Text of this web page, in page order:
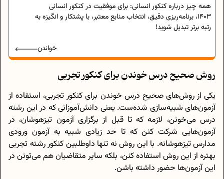
همه چیز درباره کنکور انسانی: برای موفقیت در کنکور انسانی
۱۴۰۳، برنامه‌ریزی دقیق، انتخاب منابع معتبر، با پشتکار و انگیزه به
رتبه برتر تبدیل شوید!
خواندن
روش صحیح درس خوندن برای کنکور تجربی
یکی از روش‌های صحیح درس خوندن برای کنکور تجربی، استفاده از
آزمون‌های شبیه‌سازی شده‌ست. یعنی دانش‌آموزانی که در این رشته
درس می‌خونن، لازمه که تا قبل از برگزاری آزمون تیزهوشان، در
آزمون‌هایی شرکت کنن که تا حد زیادی شبیه به آزمون ورودی
مدارس تیزهوشانه. با این روش نه تنها داوطلبین کنکور رشته تجربی
بهتره از این روش استفاده کنن، بلکه سایر متقاضیان هم می‌تونن در
این آزمون‌ها حضور داشته باشن.